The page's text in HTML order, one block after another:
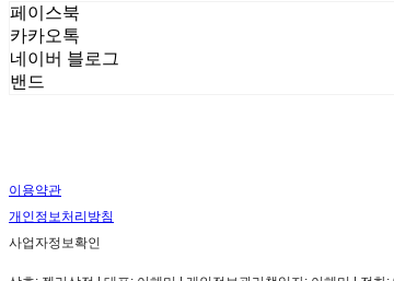
페이스북
카카오톡
네이버 블로그
밴드
이용약관
개인정보처리방침
사업자정보확인